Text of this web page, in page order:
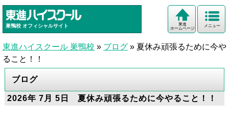
巣鴨校 オフィシャルサイト メニュー
東進
ホームページ
東進ハイスクール 巣鴨校 » ブログ » 夏休み頑張るために今や
ること！！
ブログ
2026年 7月 5日 夏休み頑張るために今やること！！